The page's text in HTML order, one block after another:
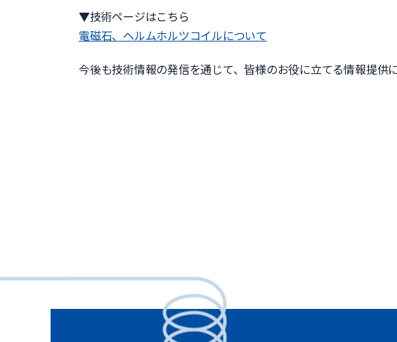
▼技術ページはこちら
電磁石、ヘルムホルツコイルについて
今後も技術情報の発信を通じて、皆様のお役に立てる情報提供